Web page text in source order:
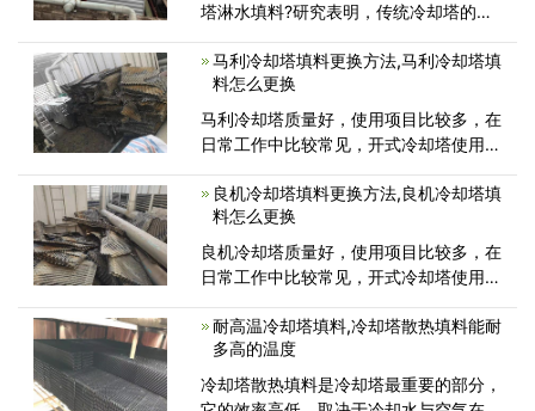
塔淋水填料?研究表明，传统冷却塔的散
常重要。冷却塔形式、热特性、冷却任
务、循环冷却水质、通风条件、热阻特
性、支撑方式、成本等都会影响填
马利冷却塔填料更换方法,马利冷却塔填
料怎么更换
马利冷却塔质量好，使用项目比较多，在
日常工作中比较常见，开式冷却塔使用时
却塔填料的散热，为保证冷却塔填料的散
热效果，需要更换冷却塔填料,为保持系
统运行稳定，做好马利冷却塔填料更换工
良机冷却塔填料更换方法,良机冷却塔填
料怎么更换
良机冷却塔质量好，使用项目比较多，在
日常工作中比较常见，开式冷却塔使用时
却塔填料的散热，为保证冷却塔填料的散
热效果，需要更换冷却塔填料,为保持系
统运行稳定，做好良机冷却塔填料更换工
耐高温冷却塔填料,冷却塔散热填料能耐
多高的温度
冷却塔散热填料是冷却塔最重要的部分，